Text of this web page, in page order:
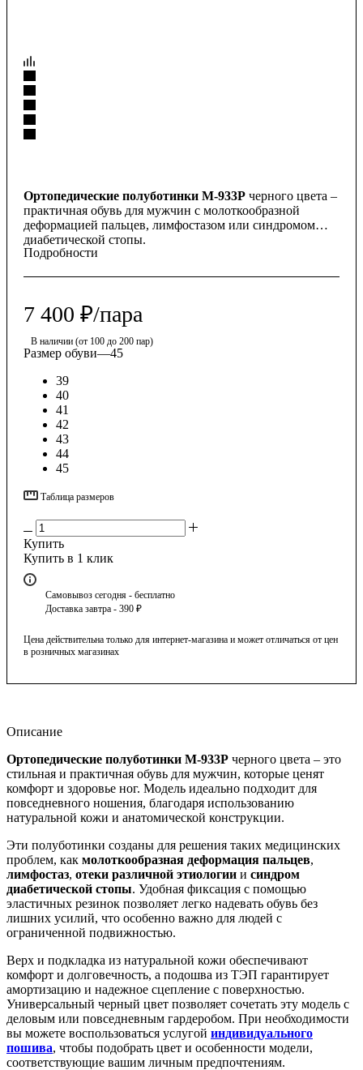
Ортопедические полуботинки М-933Р черного цвета –
практичная обувь для мужчин с молоткообразной
деформацией пальцев, лимфостазом или синдромом
диабетической стопы.
Подробности
7 400 ₽/пара
В наличии (от 100 до 200 пар)
Размер обуви—45
39
40
41
42
43
44
45
Таблица размеров
Купить
Купить в 1 клик
Самовывоз сегодня - бесплатно
Доставка завтра - 390 ₽
Цена действительна только для интернет-магазина и может отличаться от цен
в розничных магазинах
Описание
Ортопедические полуботинки М-933Р черного цвета – это
стильная и практичная обувь для мужчин, которые ценят
комфорт и здоровье ног. Модель идеально подходит для
повседневного ношения, благодаря использованию
натуральной кожи и анатомической конструкции.
Эти полуботинки созданы для решения таких медицинских
проблем, как молоткообразная деформация пальцев,
лимфостаз, отеки различной этиологии и синдром
диабетической стопы. Удобная фиксация с помощью
эластичных резинок позволяет легко надевать обувь без
лишних усилий, что особенно важно для людей с
ограниченной подвижностью.
Верх и подкладка из натуральной кожи обеспечивают
комфорт и долговечность, а подошва из ТЭП гарантирует
амортизацию и надежное сцепление с поверхностью.
Универсальный черный цвет позволяет сочетать эту модель с
деловым или повседневным гардеробом. При необходимости
вы можете воспользоваться услугой индивидуального
пошива, чтобы подобрать цвет и особенности модели,
соответствующие вашим личным предпочтениям.